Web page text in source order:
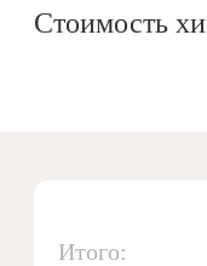
Стоимость
Итого: